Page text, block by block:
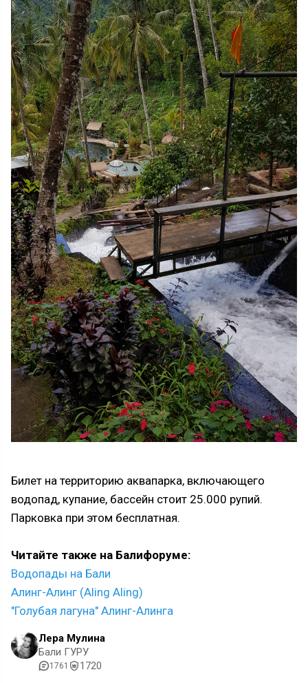
Билет на территорию аквапарка, включающего
водопад, купание, бассейн стоит 25.000 рупий.
Парковка при этом бесплатная.
Читайте также на Балифоруме:
Водопады на Бали
Алинг-Алинг (Aling Aling)
"Голубая лагуна" Алинг-Алинга
Лера Мулина
Бали ГУРУ
1761 1720